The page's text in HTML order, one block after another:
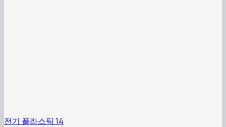
전기 플라스틱 14